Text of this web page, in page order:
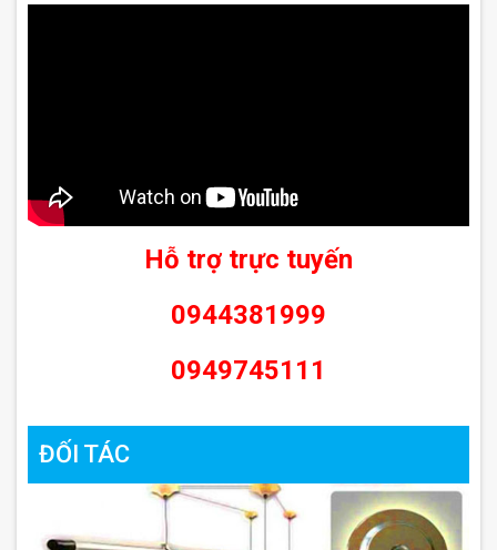
Hỗ trợ trực tuyến
0944381999
0949745111
ĐỐI TÁC